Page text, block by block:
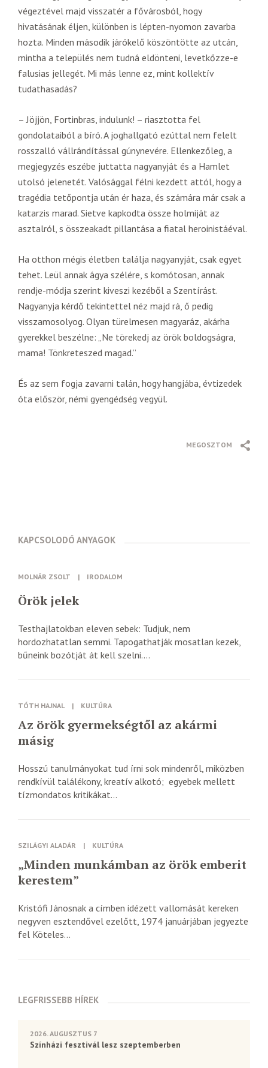
végeztével majd visszatér a fővárosból, hogy
hivatásának éljen, különben is lépten-nyomon zavarba
hozta. Minden második járókelő köszöntötte az utcán,
mintha a település nem tudná eldönteni, levetkőzze-e
falusias jellegét. Mi más lenne ez, mint kollektív
tudathasadás?
– Jöjjön, Fortinbras, indulunk! – riasztotta fel
gondolataiból a bíró. A joghallgató ezúttal nem felelt
rosszalló vállrándítással gúnynevére. Ellenkezőleg, a
megjegyzés eszébe juttatta nagyanyját és a Hamlet
utolsó jelenetét. Valósággal félni kezdett attól, hogy a
tragédia tetőpontja után ér haza, és számára már csak a
katarzis marad. Sietve kapkodta össze holmiját az
asztalról, s összeakadt pillantása a fiatal heroinistáéval.
Ha otthon mégis életben találja nagyanyját, csak egyet
tehet. Leül annak ágya szélére, s komótosan, annak
rendje-módja szerint kiveszi kezéből a Szentírást.
Nagyanyja kérdő tekintettel néz majd rá, ő pedig
visszamosolyog. Olyan türelmesen magyaráz, akárha
gyerekkel beszélne: „Ne törekedj az örök boldogságra,
mama! Tönkreteszed magad.”
És az sem fogja zavarni talán, hogy hangjába, évtizedek
óta először, némi gyengédség vegyül.
MEGOSZTOM
KAPCSOLODÓ ANYAGOK
MOLNÁR ZSOLT | IRODALOM
Örök jelek
Testhajlatokban eleven sebek: Tudjuk, nem
hordozhatatlan semmi. Tapogathatják mosatlan kezek,
bűneink bozótját át kell szelni....
TÓTH HAJNAL | KULTÚRA
Az örök gyermekségtől az akármi
másig
Hosszú tanulmányokat tud írni sok mindenről, miközben
rendkívül találékony, kreatív alkotó; egyebek mellett
tízmondatos kritikákat...
SZILÁGYI ALADÁR | KULTÚRA
„Minden munkámban az örök emberit
kerestem”
Kristófi Jánosnak a címben idézett vallomását kereken
negyven esztendővel ezelőtt, 1974 januárjában jegyezte
fel Köteles...
LEGFRISSEBB HÍREK
2026. AUGUSZTUS 7
Színházi fesztivál lesz szeptemberben